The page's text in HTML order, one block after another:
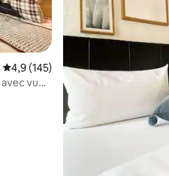
: 4,95 sur 5
Évaluation moyenne sur la base
4,9 (145)
vue